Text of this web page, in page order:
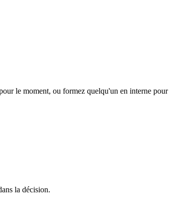
le moment, ou formez quelqu'un en interne pour
la décision.